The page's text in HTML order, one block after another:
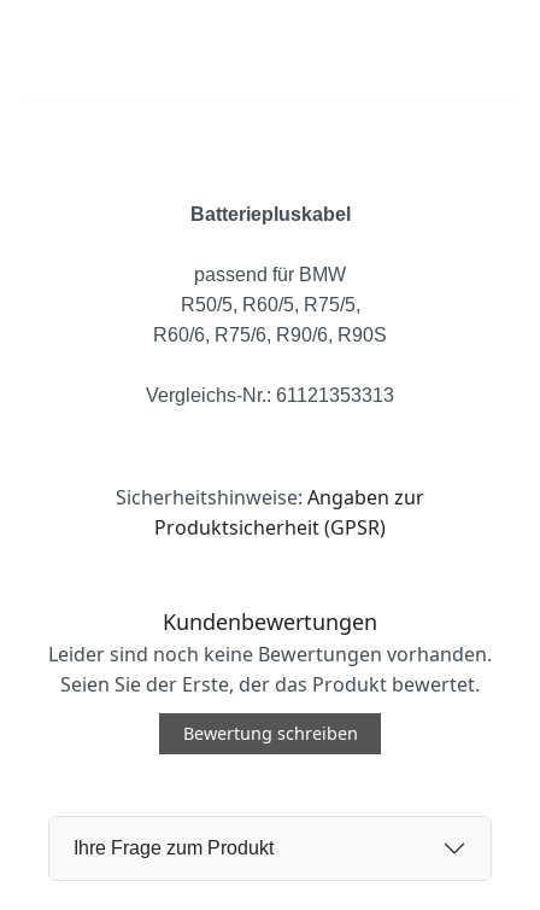
Batteriepluskabel
passend für BMW
R50/5, R60/5, R75/5,
R60/6, R75/6, R90/6, R90S
Vergleichs-Nr.: 61121353313
Sicherheitshinweise: Angaben zur
Produktsicherheit (GPSR)
Kundenbewertungen
Leider sind noch keine Bewertungen vorhanden.
Seien Sie der Erste, der das Produkt bewertet.
Bewertung schreiben
Ihre Frage zum Produkt